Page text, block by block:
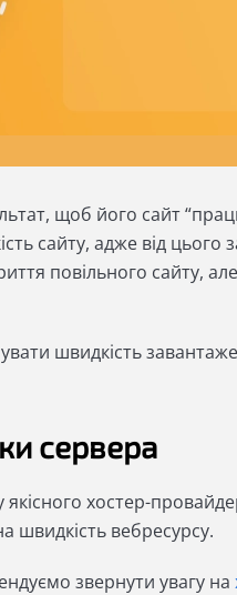
щоб його сайт
сайту, адже від цього
повільного сайту,
швидкість
сервера
хостер-
швидкість вебресурсу.
звернути увагу на